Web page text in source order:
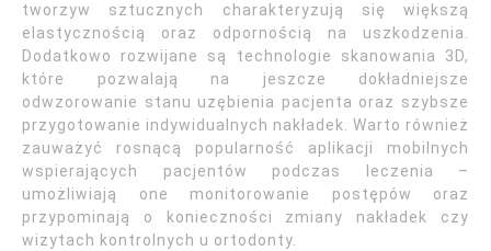
tworzyw sztucznych charakteryzują się większą
elastycznością oraz odpornością na uszkodzenia.
Dodatkowo rozwijane są technologie skanowania 3D,
które pozwalają na jeszcze dokładniejsze
odwzorowanie stanu uzębienia pacjenta oraz szybsze
przygotowanie indywidualnych nakładek. Warto również
zauważyć rosnącą popularność aplikacji mobilnych
wspierających pacjentów podczas leczenia –
umożliwiają one monitorowanie postępów oraz
przypominają o konieczności zmiany nakładek czy
wizytach kontrolnych u ortodonty.